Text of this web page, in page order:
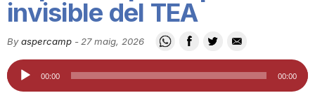
C
i
invisible del TEA
By aspercamp - 27 maig, 2026
Reproductor
d'àudio
00:00 00:00